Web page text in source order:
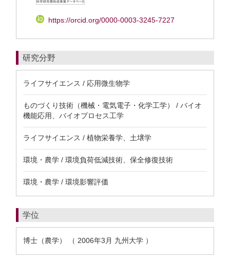
https://orcid.org/0000-0003-3245-7227
研究分野
ライフサイエンス / 応用微生物学
ものづくり技術（機械・電気電子・化学工学） / バイオ
機能応用、バイオプロセス工学
ライフサイエンス / 植物栄養学、土壌学
環境・農学 / 環境負荷低減技術、保全修復技術
環境・農学 / 環境影響評価
学位
博士（農学） （ 2006年3月 九州大学 ）